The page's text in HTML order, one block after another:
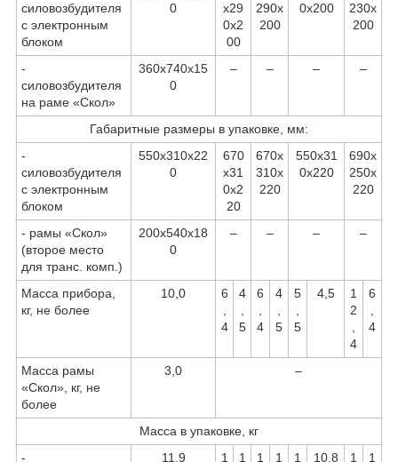
силовозбудителя
с электронным
блоком
0
х29
0х2
00
290х
200
0х200
230х
200
-
силовозбудителя
на раме «Скол»
360x740x15
0
– – – –
Габаритные размеры в упаковке, мм:
-
силовозбудителя
с электронным
блоком
550х310х22
0
670
х31
0х2
20
670х
310х
220
550х31
0х220
690х
250х
220
- рамы «Скол»
(второе место
для транс. комп.)
200х540x18
0
– – – –
Масса прибора,
кг, не более
10,0
6
4
4
5
6
4
4
5
5
5
4,5
1
2
4
6
4
Масса рамы
«Скол», кг, не
более
3,0 –
Масса в упаковке, кг
-
11,9
1
1
1
1
1
10,8
1
1